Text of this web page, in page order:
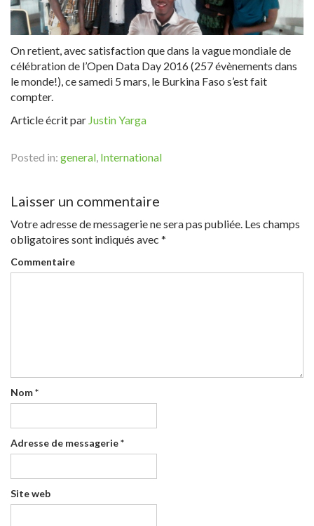
On retient, avec satisfaction que dans la vague mondiale de
célébration de l’Open Data Day 2016 (257 évènements dans
le monde!), ce samedi 5 mars, le Burkina Faso s’est fait
compter.
Article écrit par Justin Yarga
Posted in: general, International
Laisser un commentaire
Votre adresse de messagerie ne sera pas publiée. Les champs
obligatoires sont indiqués avec *
Commentaire
Nom*
Adresse de messagerie*
Site web